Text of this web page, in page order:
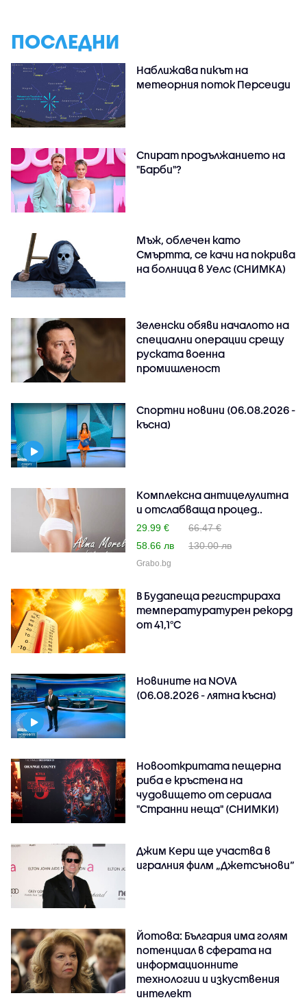
ПОСЛЕДНИ
Наближава пикът на
метеорния поток Персеиди
Спират продължанието на
"Барби"?
Мъж, облечен като
Смъртта, се качи на покрива
на болница в Уелс (СНИМКА)
Зеленски обяви началото на
специални операции срещу
руската военна
промишленост
Спортни новини (06.08.2026 -
късна)
Комплексна антицелулитна
и отслабваща процед..
29.99 €
66.47 €
58.66 лв
130.00 лв
Grabo.bg
В Будапеща регистрираха
температуратурен рекорд
от 41,1°C
Новините на NOVA
(06.08.2026 - лятна късна)
Новооткритата пещерна
риба е кръстена на
чудовището от сериала
"Странни неща" (СНИМКИ)
Джим Кери ще участва в
игралния филм „Джетсънови“
Йотова: България има голям
потенциал в сферата на
информационните
технологии и изкуствения
интелект